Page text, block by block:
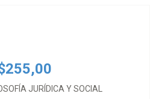
JURÍDICA Y SOCIAL